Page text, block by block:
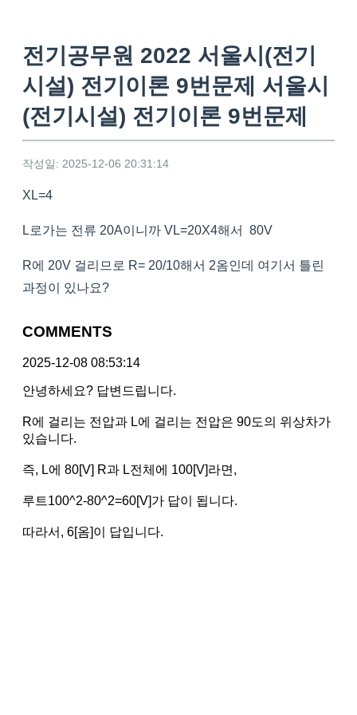
전기공무원 2022 서울시(전기
시설) 전기이론 9번문제 서울시
(전기시설) 전기이론 9번문제
작성일: 2025-12-06 20:31:14
XL=4
L로가는 전류 20A이니까 VL=20X4해서 80V
R에 20V 걸리므로 R= 20/10해서 2옴인데 여기서 틀린
과정이 있나요?
COMMENTS
2025-12-08 08:53:14
안녕하세요? 답변드립니다.
R에 걸리는 전압과 L에 걸리는 전압은 90도의 위상차가
있습니다.
즉, L에 80[V] R과 L전체에 100[V]라면,
루트100^2-80^2=60[V]가 답이 됩니다.
따라서, 6[옴]이 답입니다.